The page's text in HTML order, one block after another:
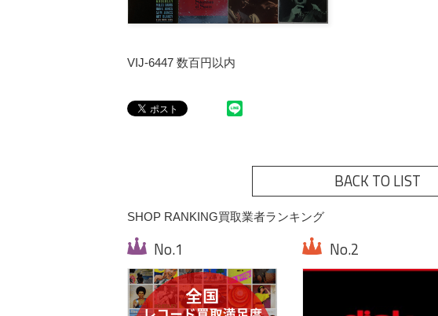
VIJ-6447 数百円以内
BACK TO LIST
SHOP RANKING買取業者ランキング